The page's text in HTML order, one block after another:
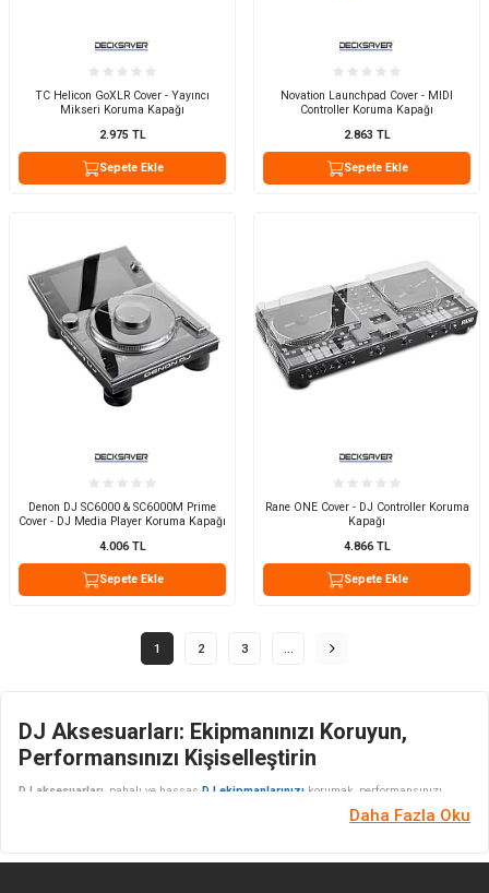
TC Helicon GoXLR Cover - Yayıncı
Mikseri Koruma Kapağı
2.975TL
Sepete Ekle
Novation Launchpad Cover - MIDI
Controller Koruma Kapağı
2.863 TL
Sepete Ekle
Denon DJ SC6000 & SC6000M Prime
Cover - DJ Media Player Koruma Kapağı
4.006TL
Sepete Ekle
Rane ONE Cover - DJ Controller Koruma
Kapağı
4.866TL
Sepete Ekle
1 2 3
DJ Aksesuarları: Ekipmanınızı Koruyun,
Performansınızı Kişiselleştirin
DJ aksesuarları , pahalı ve hassas DJ ekipmanlarınızı korumak, performansınızı
daha verimli hale getirmek ve setup’ınıza kişisel bir dokunuş katmak için tasarlanmış
koruyacak birkoruma kapağıda o kadar önemlidir. Bu kategori, setup’ınızın ömrünü
Daha Fazla Oku